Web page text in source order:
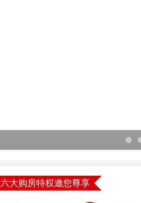
六大购房特权邀您尊享